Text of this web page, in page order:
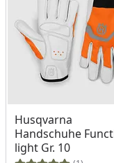
Husqvarna
Handschuhe
light Gr. 10
Produkt am Lager